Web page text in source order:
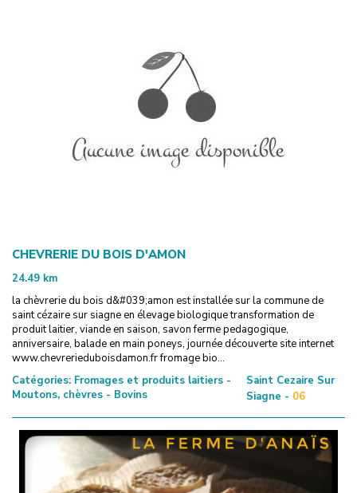
CHEVRERIE DU BOIS D'AMON
24.49 km
la chèvrerie du bois d&#039;amon est installée sur la commune de
saint cézaire sur siagne en élevage biologique transformation de
produit laitier, viande en saison, savon ferme pedagogique,
anniversaire, balade en main poneys, journée découverte site internet
www.chevrerieduboisdamon.fr fromage bio...
Catégories: Fromages et produits laitiers -
Moutons, chèvres - Bovins
Saint Cezaire Sur
Siagne - 06